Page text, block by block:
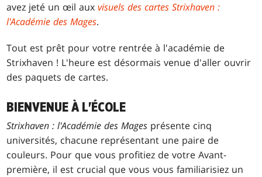
avez jeté un œil auxvisuels des cartes Strixhaven :
l'Académie des Mages.
Tout est prêt pour votre rentrée à l'académie de
Strixhaven ! L'heure est désormais venue d'aller ouvrir
des paquets de cartes.
BIENVENUE À L'ÉCOLE
Strixhaven : l'Académie des Mages présente cinq
universités, chacune représentant une paire de
couleurs. Pour que vous profitiez de votre Avant-
première, il est crucial que vous vous familiarisiez un